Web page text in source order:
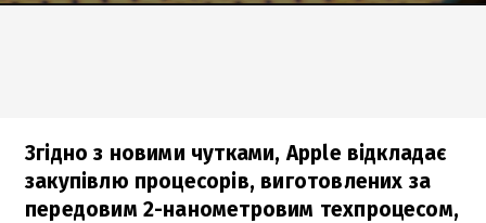
Згідно з новими чутками, Apple відкладає
закупівлю процесорів, виготовлених за
передовим 2-нанометровим техпроцесом,